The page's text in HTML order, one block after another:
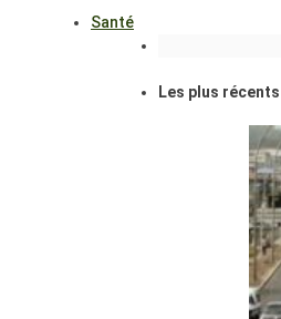
Santé
Les plus récents